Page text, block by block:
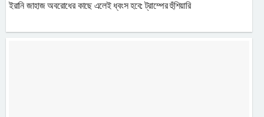
ইরানি জাহাজ অবরোধের কাছে এলেই ধ্বংস হবে: ট্রাম্পের হুঁশিয়ারি